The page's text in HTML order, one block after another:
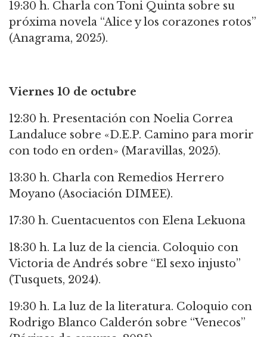
19:30 h. Charla con Toni Quinta sobre su
próxima novela “Alice y los corazones rotos”
(Anagrama, 2025).
Viernes 10 de octubre
12:30 h. Presentación con Noelia Correa
Landaluce sobre «D.E.P. Camino para morir
con todo en orden» (Maravillas, 2025).
13:30 h. Charla con Remedios Herrero
Moyano (Asociación DIMEE).
17:30 h. Cuentacuentos con Elena Lekuona
18:30 h. La luz de la ciencia. Coloquio con
Victoria de Andrés sobre “El sexo injusto”
(Tusquets, 2024).
19:30 h. La luz de la literatura. Coloquio con
Rodrigo Blanco Calderón sobre “Venecos”